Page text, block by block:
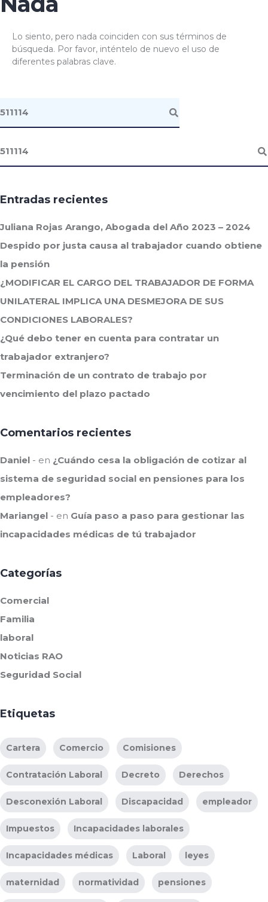
Lo siento, pero nada coinciden con sus términos de
búsqueda. Por favor, inténtelo de nuevo el uso de
diferentes palabras clave.
Entradas recientes
Juliana Rojas Arango, Abogada del Año 2023 – 2024
Despido por justa causa al trabajador cuando obtiene
la pensión
¿MODIFICAR EL CARGO DEL TRABAJADOR DE FORMA
UNILATERAL IMPLICA UNA DESMEJORA DE SUS
CONDICIONES LABORALES?
¿Qué debo tener en cuenta para contratar un
trabajador extranjero?
Terminación de un contrato de trabajo por
vencimiento del plazo pactado
Comentarios recientes
Daniel en ¿Cuándo cesa la obligación de cotizar al
sistema de seguridad social en pensiones para los
empleadores?
Mariangel
en Guía paso a paso para gestionar las
incapacidades médicas de tú trabajador
Categorías
Comercial
Familia
laboral
Noticias RAO
Seguridad Social
Etiquetas
Cartera Comercio Comisiones
Contratación Laboral Decreto Derechos
Desconexión Laboral Discapacidad empleador
Impuestos Incapacidades laborales
Incapacidades médicas Laboral leyes
maternidad normatividad pensiones